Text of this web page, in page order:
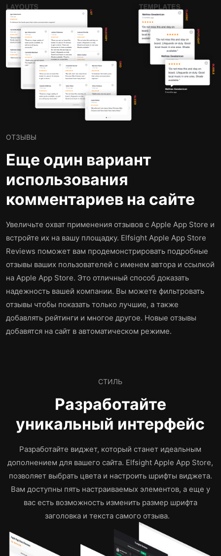
ОТЗЫВЫ
Еще один вариант
использования
комментариев на сайте
Увеличьте охват применения отзывов с Apple App Store и
встройте их на вашу площадку. Elfsight Apple App Store
Reviews поможет вам продемонстрировать подробные
отзывы ваших пользователей с именем автора и ссылкой
на Apple App Store. Это отличный способ доказать
надежность вашей компании. Вы можете фильтровать
отзывы чтобы показать только лучшие, а также
добавлять рейтинги и многое другое. Новые отзывы
добавятся на сайт в автоматическом режиме.
СТИЛЬ
Разработайте
уникальный интерфейс
Разработайте виджет, который станет идеальным
дополнением для вашего сайта. Elfsight Apple App Store,
позволяет выбрать цвета и настроить шрифты виджета.
Вам доступны пять настраиваемых элементов, а еще у
вас есть возможность изменить размер шрифта
заголовка и текста самого отзыва.